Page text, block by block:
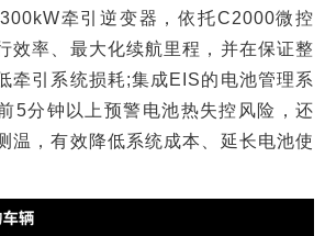
牵引逆变器，依托C2000微控
效率、最大化续航里程，并在保证整
牵引系统损耗;集成EIS的电池管理系
5分钟以上预警电池热失控风险，还
温，有效降低系统成本、延长电池使